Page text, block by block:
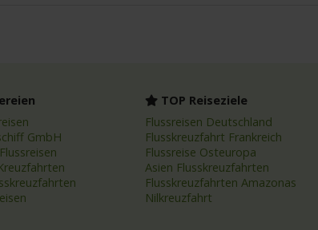
GmbH
TOP Reiseziele
Flussreisen Deutschland
Flusskreuzfahrt Frankreich
Flussreise Osteuropa
Asien Flusskreuzfahrten
Flusskreuzfahrten Amazonas
Nilkreuzfahrt